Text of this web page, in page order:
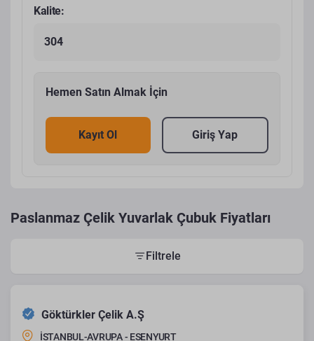
Kalite:
304
Hemen Satın Almak İçin
Kayıt Ol Giriş Yap
Paslanmaz Çelik Yuvarlak Çubuk Fiyatları
Filtrele
Göktürkler Çelik A.Ş
İSTANBUL-AVRUPA - ESENYURT